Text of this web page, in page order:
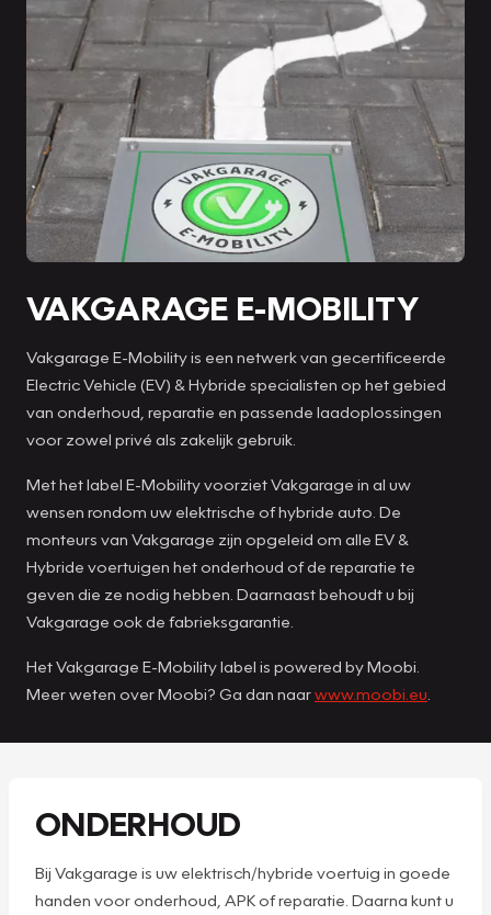
VAKGARAGE E-MOBILITY
Vakgarage E-Mobility is een netwerk van gecertificeerde
Electric Vehicle (EV) & Hybride specialisten op het gebied
van onderhoud, reparatie en passende laadoplossingen
voor zowel privé als zakelijk gebruik.
Met het label E-Mobility voorziet Vakgarage in al uw
wensen rondom uw elektrische of hybride auto. De
monteurs van Vakgarage zijn opgeleid om alle EV &
Hybride voertuigen het onderhoud of de reparatie te
geven die ze nodig hebben. Daarnaast behoudt u bij
Vakgarage ook de fabrieksgarantie.
Het Vakgarage E-Mobility label is powered by Moobi.
Meer weten over Moobi? Ga dan naarwww.moobi.eu
ONDERHOUD
Bij Vakgarage is uw elektrisch/hybride voertuig in goede
handen voor onderhoud, APK of reparatie. Daarna kunt u